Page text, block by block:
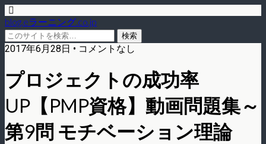
blog.eラーニング.co.jp
2017年6月28日 • コメントなし
プロジェクトの成功率
UP【PMP資格】動画問題集～
第9問 モチベーション理論